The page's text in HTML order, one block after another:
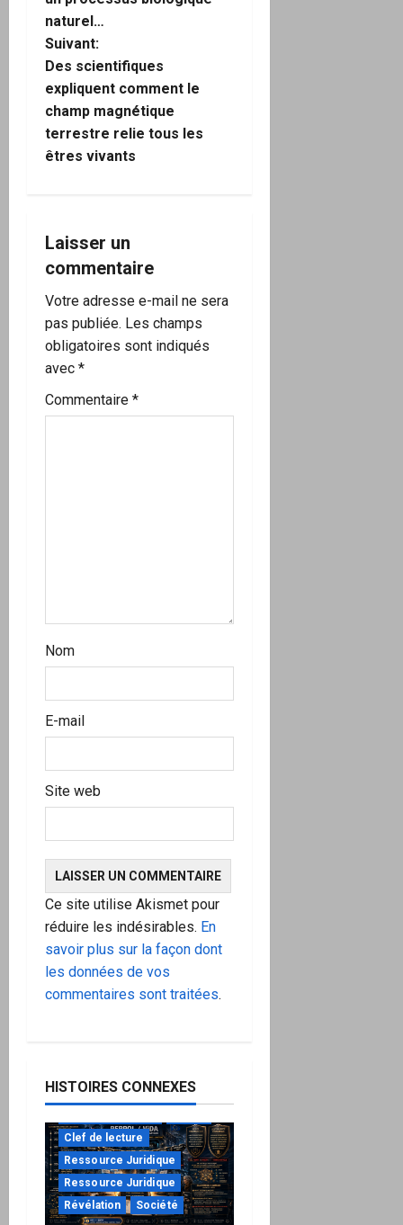
a
t
i
o
n
’
a
r
t
i
naturel…
Suivant:
Des scientifiques
expliquent comment le
champ magnétique
terrestre relie tous les
êtres vivants
Laisser un
commentaire
Votre adresse e-mail ne sera
pas publiée. Les champs
obligatoires sont indiqués
avec *
Commentaire *
Nom
E-mail
Site web
Ce site utilise Akismet pour
réduire les indésirables. En
savoir plus sur la façon dont
les données de vos
commentaires sont traitées.
HISTOIRES CONNEXES
Clef de lecture
Ressource Juridique
Ressource Juridique
Révélation
Société